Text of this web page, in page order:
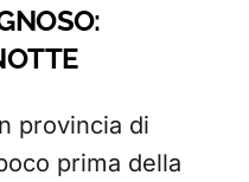
provincia di
prima della